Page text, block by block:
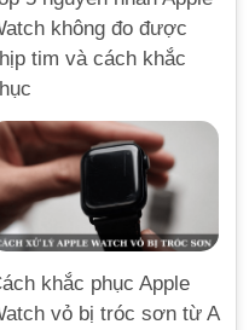
không đo được
tim và cách khắc
khắc phục Apple
vỏ bị tróc sơn từ A